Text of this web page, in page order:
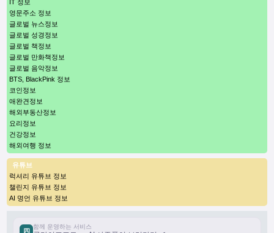
IT 정보
영문주소 정보
글로벌 뉴스정보
글로벌 성경정보
글로벌 책정보
글로벌 만화책정보
글로벌 음악정보
BTS, BlackPink 정보
코인정보
애완견정보
해외부동산정보
요리정보
건강정보
해외여행 정보
유튜브
럭셔리 유튜브 정보
챌린지 유튜브 정보
AI 명언 유튜브 정보
四
함께 운영하는 서비스